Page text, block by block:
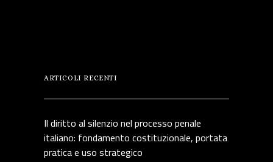
ARTICOLI RECENTI
Il diritto al silenzio nel processo penale
italiano: fondamento costituzionale, portata
pratica e uso strategico